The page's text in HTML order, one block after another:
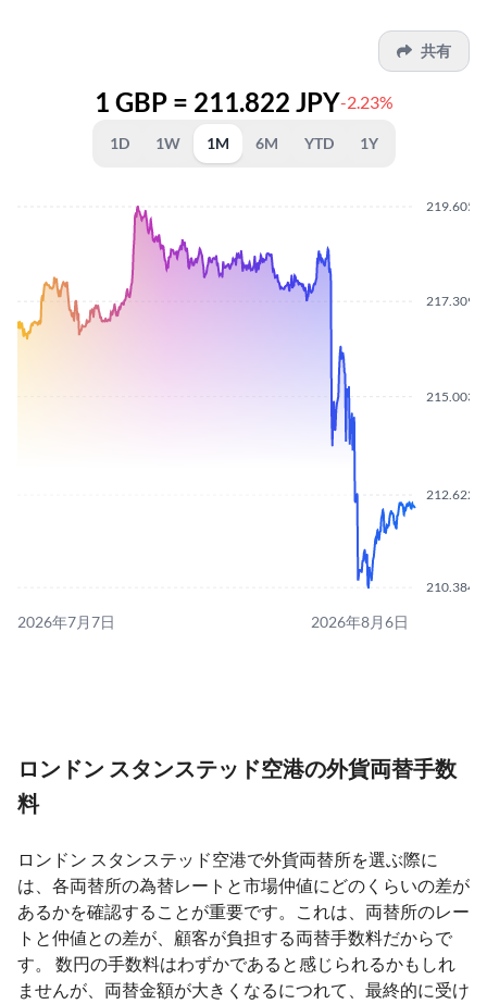
共有
1 GBP = 211.822 JPY-2.23%
1D 1W 1M 6M YTD 1Y
210.3840
212.6220
215.0030
217.3090
219.6050
2026年7月7日 2026年8月6日
ロンドン スタンステッド空港の外貨両替手数
料
ロンドン スタンステッド空港で外貨両替所を選ぶ際に
は、各両替所の為替レートと市場仲値にどのくらいの差が
あるかを確認することが重要です。これは、両替所のレー
トと仲値との差が、顧客が負担する両替手数料だからで
す。 数円の手数料はわずかであると感じられるかもしれ
ませんが、両替金額が大きくなるにつれて、最終的に受け